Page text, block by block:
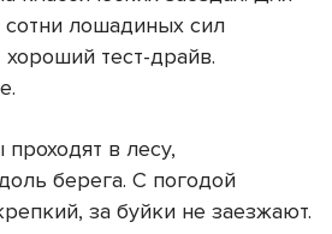
лошадиных сил
тест-драйв.
в лесу,
берега. С погодой
за буйки не заезжают.